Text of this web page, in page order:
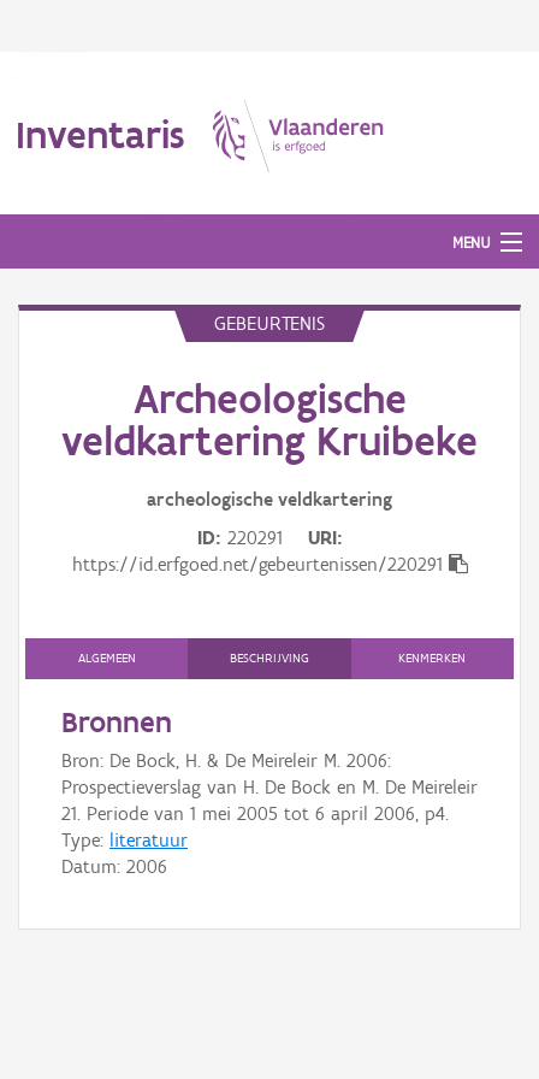
Inventaris
MENU
Aanduidingsobject
Waarneming
Gebeurtenis
Downloads
Hergebruik
Aanmelden
GEBEURTENIS
Archeologische
veldkartering Kruibeke
archeologische veldkartering
ID 220291
URI
https://id.erfgoed.net/gebeurtenissen/220291
ALGEMEEN BESCHRIJVING KENMERKEN
Bronnen
Bron: De Bock, H. & De Meireleir M. 2006:
Prospectieverslag van H. De Bock en M. De Meireleir
21. Periode van 1 mei 2005 tot 6 april 2006, p4.
Type: literatuur
Datum: 2006